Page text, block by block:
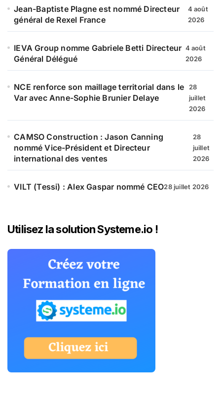
Jean-Baptiste Plagne est nommé Directeur
général de Rexel France
4 août
2026
IEVA Group nomme Gabriele Betti Directeur
Général Délégué
4 août
2026
NCE renforce son maillage territorial dans le
Var avec Anne-Sophie Brunier Delaye
28
juillet
2026
CAMSO Construction : Jason Canning
nommé Vice-Président et Directeur
international des ventes
28
juillet
2026
VILT (Tessi) : Alex Gaspar nommé CEO28 juillet 2026
Utilisez la solution Systeme.io !